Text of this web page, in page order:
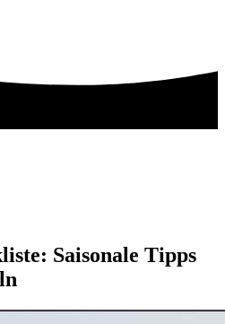
Saisonale Tipps